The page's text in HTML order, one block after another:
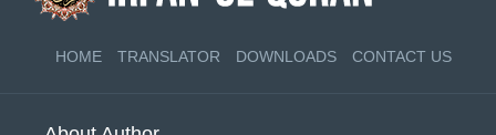
HOME TRANSLATOR DOWNLOADS CONTACT US